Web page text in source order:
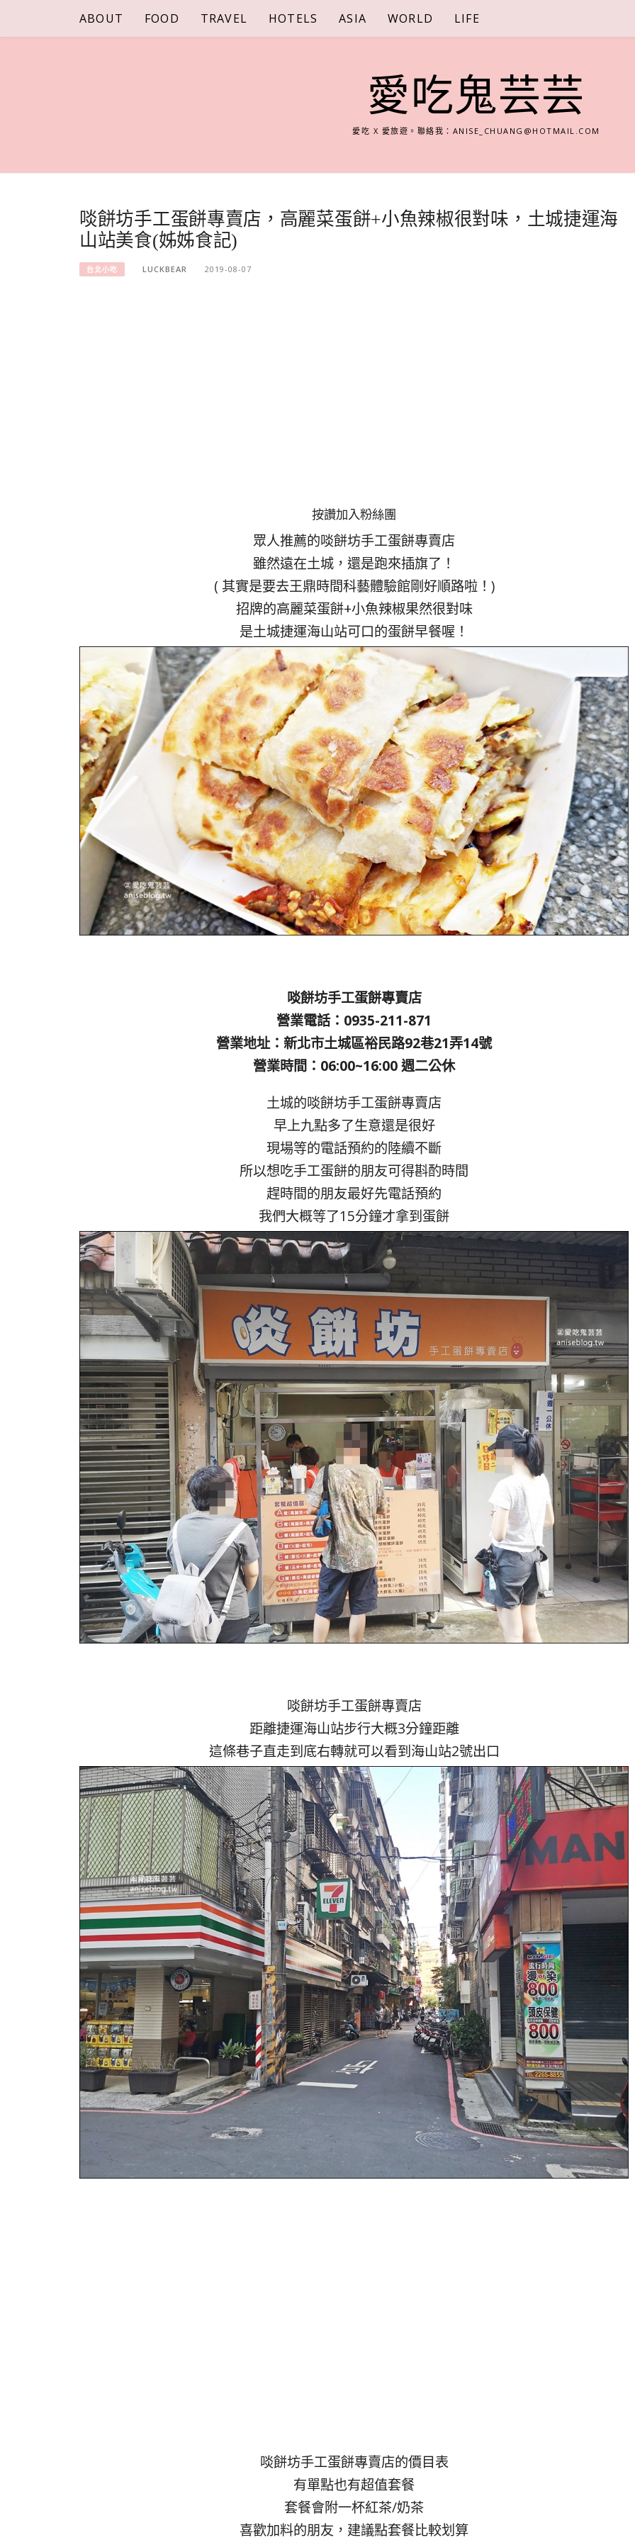
content
ABOUT FOOD TRAVEL HOTELS ASIA WORLD LIFE
愛吃鬼芸芸
愛吃 X 愛旅遊。聯絡我： ANISE_CHUANG@HOTMAIL.COM
啖餅坊手工蛋餅專賣店，高麗菜蛋餅+小魚辣椒很對味，土城捷運海
山站美食(姊姊食記)
台北小吃 LUCKBEAR 2019-08-07
按讚加入粉絲團
眾人推薦的啖餅坊手工蛋餅專賣店
雖然遠在土城，還是跑來插旗了！
( 其實是要去王鼎時間科藝體驗館剛好順路啦！)
招牌的高麗菜蛋餅+小魚辣椒果然很對味
是土城捷運海山站可口的蛋餅早餐喔！
啖餅坊手工蛋餅專賣店
營業電話：0935-211-871
營業地址：新北市土城區裕民路92巷21弄14號
營業時間：06:00~16:00 週二公休
土城的啖餅坊手工蛋餅專賣店
早上九點多了生意還是很好
現場等的電話預約的陸續不斷
所以想吃手工蛋餅的朋友可得斟酌時間
趕時間的朋友最好先電話預約
我們大概等了15分鐘才拿到蛋餅
啖餅坊手工蛋餅專賣店
距離捷運海山站步行大概3分鐘距離
這條巷子直走到底右轉就可以看到海山站2號出口
啖餅坊手工蛋餅專賣店的價目表
有單點也有超值套餐
套餐會附一杯紅茶/奶茶
喜歡加料的朋友，建議點套餐比較划算